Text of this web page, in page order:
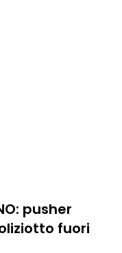
pusher
fuori